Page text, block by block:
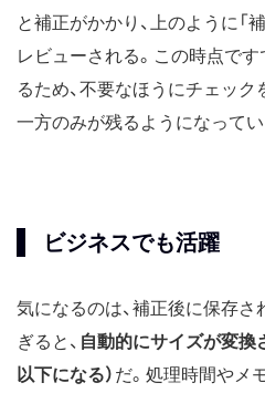
と補正がかかり、上のように「
レビューされる。この時点で
るため、不要なほうにチェック
一方のみが残るようになってい
ビジネスでも活躍
気になるのは、補正後に保存
ぎると、 自動的にサイズが変換
以下になる） だ。処理時間やメ